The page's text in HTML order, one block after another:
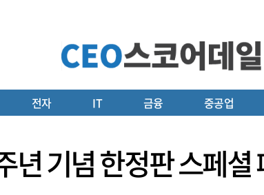
전자 IT 금융 중공업
년 기념 한정판 스페셜